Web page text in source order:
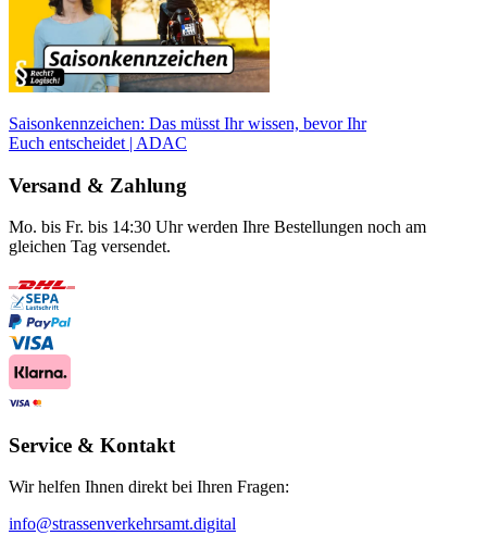
Saisonkennzeichen: Das müsst Ihr wissen, bevor Ihr
Euch entscheidet | ADAC
Versand & Zahlung
Mo. bis Fr. bis 14:30 Uhr werden Ihre Bestellungen noch am
gleichen Tag versendet.
Service & Kontakt
Wir helfen Ihnen direkt bei Ihren Fragen:
info@strassenverkehrsamt.digital